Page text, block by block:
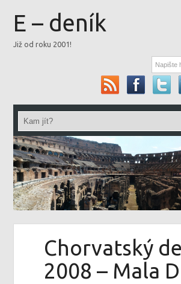
E – deník
Již od roku 2001!
Chorvatský
2008 – Mala